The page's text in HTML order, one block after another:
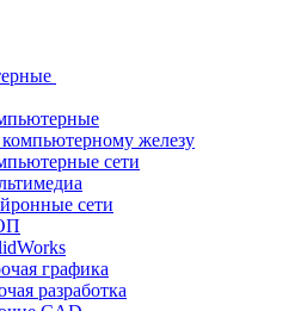
железу
сети
сети
графика
разработка